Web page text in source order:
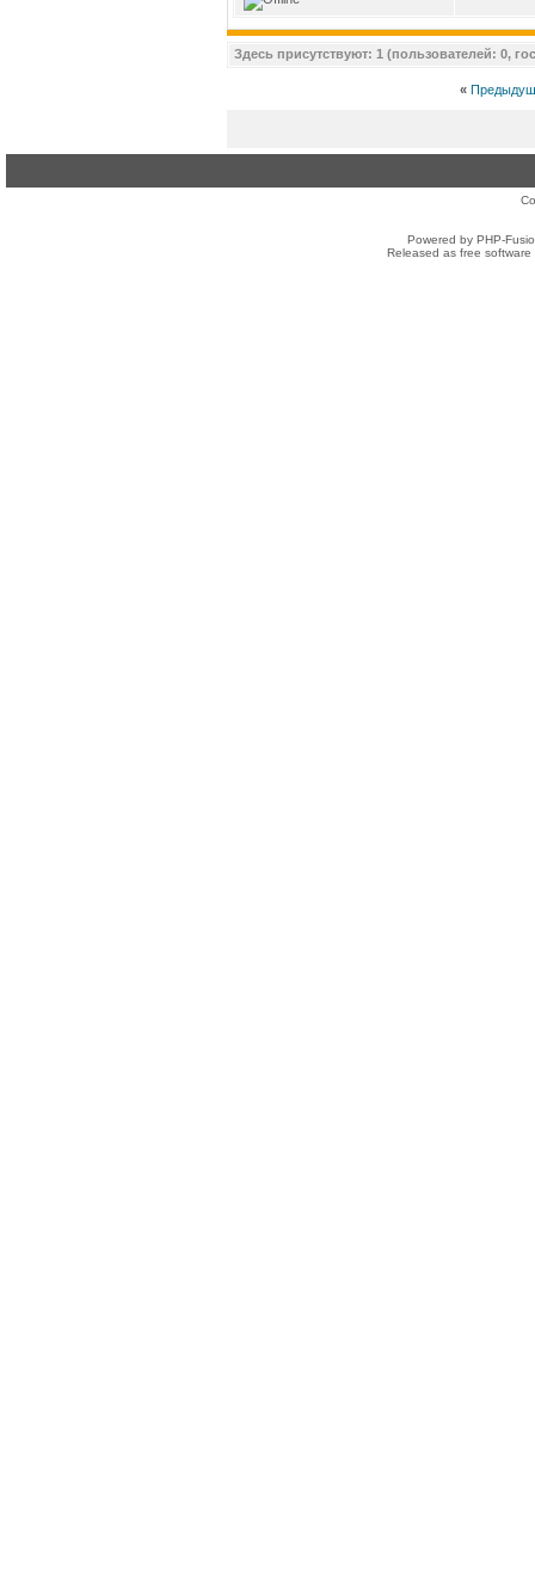
Здесь присутствуют: 1 (пользователей: 0,
«
Powered by PHP-
Released as free